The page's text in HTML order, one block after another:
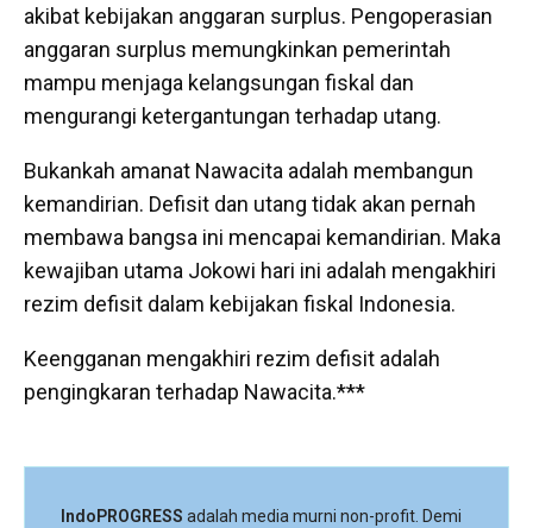
akibat kebijakan anggaran surplus. Pengoperasian
anggaran surplus memungkinkan pemerintah
mampu menjaga kelangsungan fiskal dan
mengurangi ketergantungan terhadap utang.
Bukankah amanat Nawacita adalah membangun
kemandirian. Defisit dan utang tidak akan pernah
membawa bangsa ini mencapai kemandirian. Maka
kewajiban utama Jokowi hari ini adalah mengakhiri
rezim defisit dalam kebijakan fiskal Indonesia.
Keengganan mengakhiri rezim defisit adalah
pengingkaran terhadap Nawacita.***
IndoPROGRESS adalah media murni non-profit. Demi